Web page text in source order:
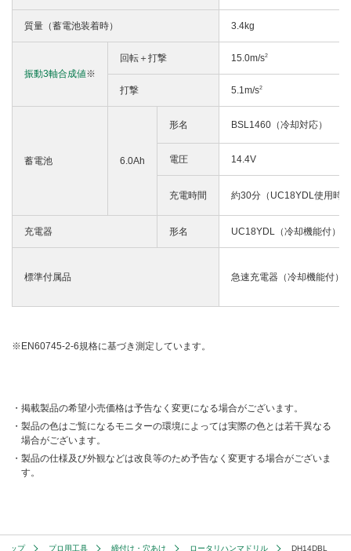
質量（蓄電池装着時） 3.4kg
振動3軸合成値※
回転＋打撃 15.0m/s2
打撃 5.1m/s2
蓄電池 6.0Ah
形名 BSL1460（冷却対応）
電圧 14.4V
充電時間 約30分（UC18YDL使用時）
充電器 形名 UC18YDL（冷却機能付）
標準付属品 急速充電器（冷却機能付）
※EN60745-2-6規格に基づき測定しています。
掲載製品の希望小売価格は予告なく変更になる場合がございます。
製品の色はご覧になるモニターの環境によっては実際の色とは若干異なる
場合がございます。
製品の仕様及び外観などは改良等のため予告なく変更する場合がございま
す。
トップ プロ用工具 締付け・穴あけ ロータリハンマドリル DH14DBL